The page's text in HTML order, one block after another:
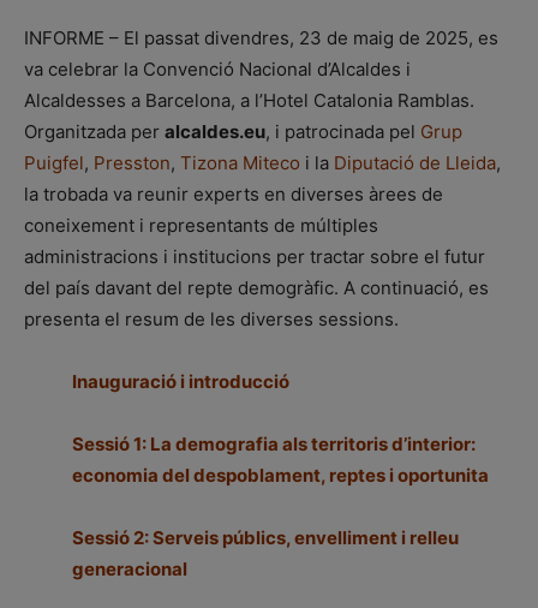
INFORME – El passat divendres, 23 de maig de 2025, es
va celebrar la Convenció Nacional d’Alcaldes i
Alcaldesses a Barcelona, a l’Hotel Catalonia Ramblas.
Organitzada per alcaldes.eu, i patrocinada pel Grup
Puigfel, Presston, Tizona Miteco i la Diputació de Lleida,
la trobada va reunir experts en diverses àrees de
coneixement i representants de múltiples
administracions i institucions per tractar sobre el futur
del país davant del repte demogràfic. A continuació, es
presenta el resum de les diverses sessions.
Inauguració i introducció
Sessió 1: La demografia als territoris d’interior:
economia del despoblament, reptes i oportunita
Sessió 2: Serveis públics, envelliment i relleu
generacional